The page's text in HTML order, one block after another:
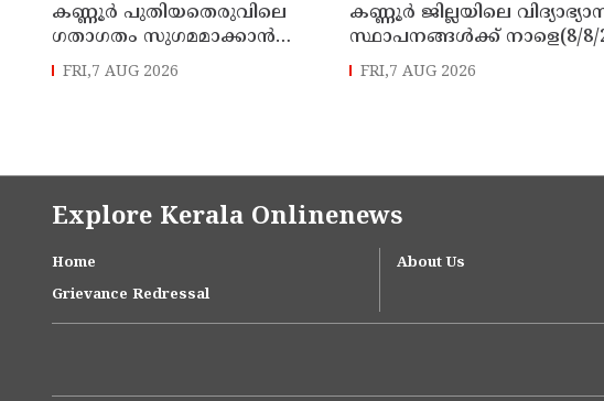
കണ്ണൂർ പുതിയതെരുവിലെ
ഗതാഗതം സുഗമമാക്കാന്‍
നടപടികള്‍ സ്വീകരിക്കും
FRI,7 AUG 2026
കണ്ണൂർ ജില്ലയിലെ
സ്ഥാപനങ്ങള്‍ക്ക് നാളെ(8/8/
അവധി പ്രഖ്യാപിച്ചു
FRI,7 AUG 2026
Explore Kerala Onlinenews
Home About Us
Grievance Redressal